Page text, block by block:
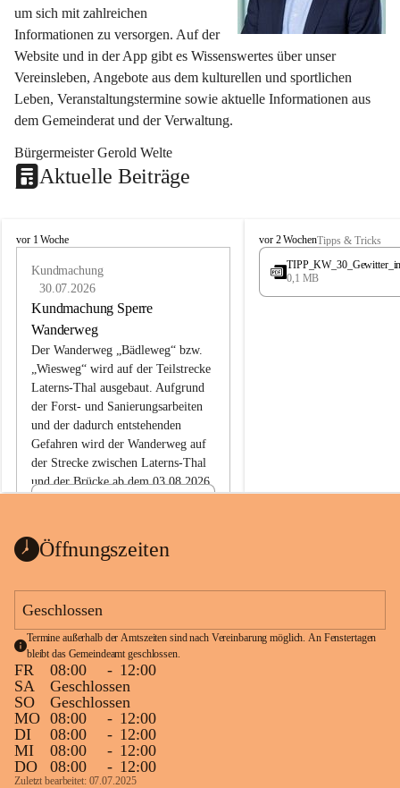
um sich mit zahlreichen
Informationen zu versorgen. Auf der
Website und in der App gibt es Wissenswertes über unser
Vereinsleben, Angebote aus dem kulturellen und sportlichen
Leben, Veranstaltungstermine sowie aktuelle Informationen aus
dem Gemeinderat und der Verwaltung.
Bürgermeister Gerold Welte
Aktuelle Beiträge
L
vor 1 Woche
Kundmachung
30.07.2026
Kundmachung Sperre
Wanderweg
Der Wanderweg „Bädleweg“ bzw.
„Wiesweg“ wird auf der Teilstrecke
Laterns-Thal ausgebaut. Aufgrund
der Forst- und Sanierungsarbeiten
und der dadurch entstehenden
Gefahren wird der Wanderweg auf
der Strecke zwischen Laterns-Thal
und der Brücke ab dem 03.08.2026
ht
1 Seite•0,1 MB
L
a
e
vor 2 WochenTipps & Tricks
0,1 MB
Öffnungszeiten
Geschlossen
Termine außerhalb der Amtszeiten sind nach Vereinbarung möglich. An Fenstertagen
bleibt das Gemeindeamt geschlossen.
FR 08:00 - 12:00
SA
Geschlossen
SO
Geschlossen
MO 08:00 - 12:00
DI
08:00 - 12:00
MI
08:00 - 12:00
DO
08:00 - 12:00
Zuletzt bearbeitet: 07.07.2025